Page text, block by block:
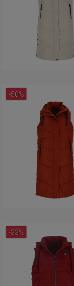
-50%
-33%